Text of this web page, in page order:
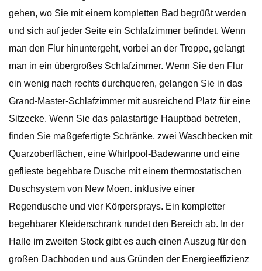
gehen, wo Sie mit einem kompletten Bad begrüßt werden
und sich auf jeder Seite ein Schlafzimmer befindet. Wenn
man den Flur hinuntergeht, vorbei an der Treppe, gelangt
man in ein übergroßes Schlafzimmer. Wenn Sie den Flur
ein wenig nach rechts durchqueren, gelangen Sie in das
Grand-Master-Schlafzimmer mit ausreichend Platz für eine
Sitzecke. Wenn Sie das palastartige Hauptbad betreten,
finden Sie maßgefertigte Schränke, zwei Waschbecken mit
Quarzoberflächen, eine Whirlpool-Badewanne und eine
geflieste begehbare Dusche mit einem thermostatischen
Duschsystem von New Moen. inklusive einer
Regendusche und vier Körpersprays. Ein kompletter
begehbarer Kleiderschrank rundet den Bereich ab. In der
Halle im zweiten Stock gibt es auch einen Auszug für den
großen Dachboden und aus Gründen der Energieeffizienz